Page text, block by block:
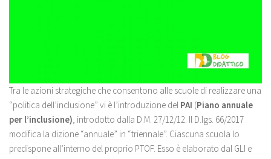
Tra le azioni strategiche che consentono alle scuole di realizzare una
“politica dell’inclusione” vi è l’introduzione del PAI (Piano annuale
per l’inclusione) , introdotto dalla D.M. 27/12/12. Il D.lgs. 66/2017
modifica la dizione “annuale” in “triennale”. Ciascuna scuola lo
predispone all’interno del proprio PTOF. Esso è elaborato dal GLI e